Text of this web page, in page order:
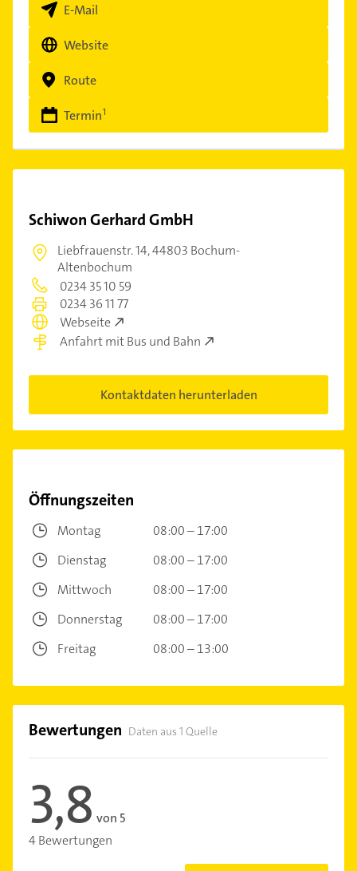
E-Mail
Website
Route
Termin
Schiwon Gerhard GmbH
Liebfrauenstr. 14,44803 Bochum-
Altenbochum
0234 35 10 59
0234 36 11 77
Webseite
Anfahrt mit Bus und Bahn
Kontaktdaten herunterladen
Öffnungszeiten
Montag
08:00 – 17:00
Dienstag
08:00 – 17:00
Mittwoch
08:00 – 17:00
Donnerstag
08:00 – 17:00
Freitag
08:00 – 13:00
Bewertungen Daten aus 1 Quelle
3,8 von 5
4 Bewertungen